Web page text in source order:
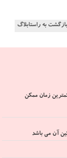
بازگشت به راستابلاگ
زمان ممکن